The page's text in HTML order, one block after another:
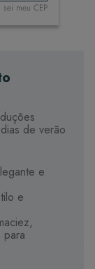
sei meu CEP
de verão
e
e
e